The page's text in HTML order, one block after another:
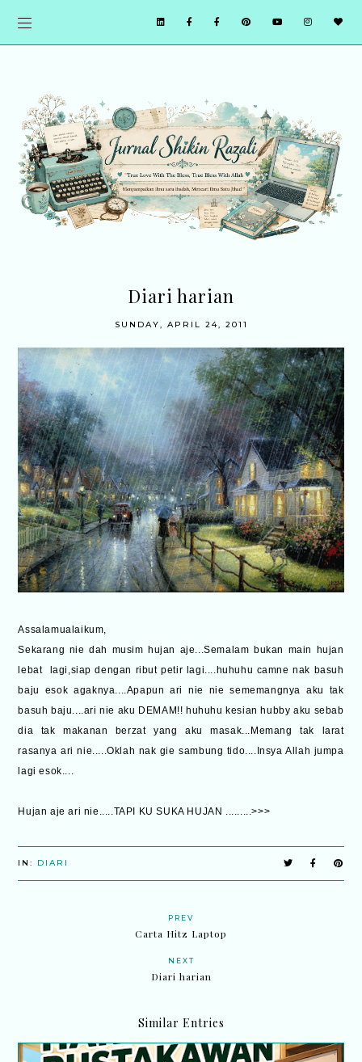
Diari harian
SUNDAY, APRIL 24, 2011
Assalamualaikum,
Sekarang nie dah musim hujan aje...Semalam bukan main hujan
lebat lagi,siap dengan ribut petir lagi....huhuhu camne nak basuh
baju esok agaknya....Apapun ari nie nie sememangnya aku tak
basuh baju....ari nie aku DEMAM!! huhuhu kesian hubby aku sebab
dia tak makanan berzat yang aku masak...Memang tak larat
rasanya ari nie.....Oklah nak gie sambung tido....Insya Allah jumpa
lagi esok....
Hujan aje ari nie.....TAPI KU SUKA HUJAN .........>>>
IN: DIARI
PREV
Carta Hitz Laptop
NEXT
Diari harian
Similar Entries